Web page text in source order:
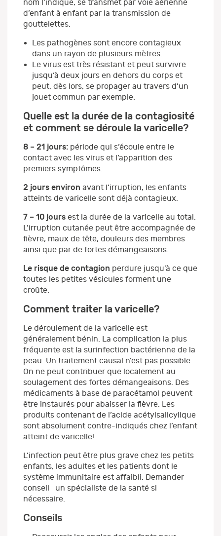
nom l’indique, se transmet par voie aérienne
d’enfant à enfant par la transmission de
gouttelettes.
Les pathogènes sont encore contagieux
dans un rayon de plusieurs mètres.
Le virus est très résistant et peut survivre
jusqu’à deux jours en dehors du corps et
peut, dès lors, se propager au travers d’un
jouet commun par exemple.
Quelle est la durée de la contagiosité
et comment se déroule la varicelle?
8 – 21 jours: période qui s’écoule entre le
contact avec les virus et l’apparition des
premiers symptômes.
2 jours environ avant l’irruption, les enfants
atteints de varicelle sont déjà contagieux.
7 – 10 jours est la durée de la varicelle au total.
L’irruption cutanée peut être accompagnée de
fièvre, maux de tête, douleurs des membres
ainsi que par de fortes démangeaisons.
Le risque de contagion perdure jusqu’à ce que
toutes les petites vésicules forment une
croûte.
Comment traiter la varicelle?
Le déroulement de la varicelle est
généralement bénin. La complication la plus
fréquente est la surinfection bactérienne de la
peau. Un traitement causal n’est pas possible.
On ne peut contribuer que localement au
soulagement des fortes démangeaisons. Des
médicaments à base de paracétamol peuvent
être instaurés pour abaisser la fièvre. Les
produits contenant de l’acide acétylsalicylique
sont absolument contre-indiqués chez l’enfant
atteint de varicelle!
L’infection peut être plus grave chez les petits
enfants, les adultes et les patients dont le
système immunitaire est affaibli. Demander
conseil un spécialiste de la santé si
nécessaire.
Conseils